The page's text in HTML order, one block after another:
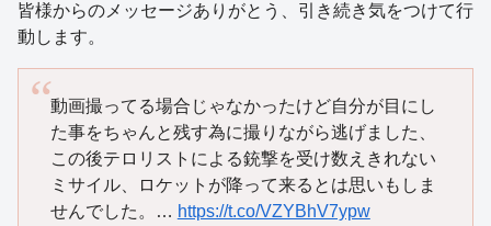
皆様からのメッセージありがとう、引き続き気をつけて行
動します。
動画撮ってる場合じゃなかったけど自分が目にし
た事をちゃんと残す為に撮りながら逃げました、
この後テロリストによる銃撃を受け数えきれない
ミサイル、ロケットが降って来るとは思いもしま
せんでした。… https://t.co/VZYBhV7ypw